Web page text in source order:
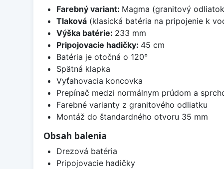
Farebný variant: Magma (granitový
Tlaková(klasická batéria na pripojenie k
Výška batérie: 233 mm
Pripojovacie hadičky: 45 cm
Batéria je otočná o 120°
Spätná klapka
Vyťahovacia koncovka
Prepínač medzi normálnym prúdom a
Farebné varianty z granitového odliatku
Montáž do štandardného otvoru 35 mm
Obsah balenia
Drezová batéria
Pripojovacie hadičky